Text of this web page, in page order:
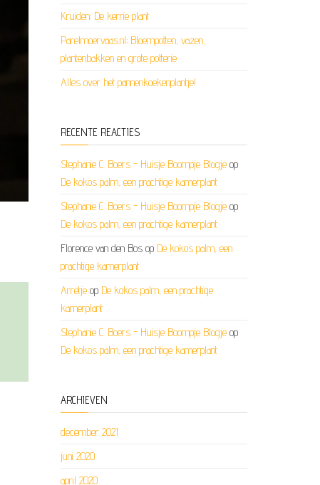
Kruiden; De kerrie plant
Parelmoervaas.nl; Bloempotten, vazen,
plantenbakken en grote potterie
Alles over het pannenkoekenplantje!
RECENTE REACTIES
Stephanie C. Boers - Huisje Boompje Blogjeop
De kokos palm, een prachtige kamerplant
Stephanie C. Boers - Huisje Boompje Blogjeop
De kokos palm, een prachtige kamerplant
Florence van den Bosop De kokos palm, een
prachtige kamerplant
Arretjeop De kokos palm, een prachtige
kamerplant
Stephanie C. Boers - Huisje Boompje Blogjeop
De kokos palm, een prachtige kamerplant
ARCHIEVEN
december 2021
juni 2020
april 2020